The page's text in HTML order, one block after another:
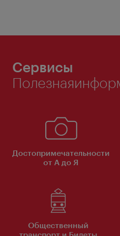
Сервисы
Достопримечательности
от А до Я
Общественный